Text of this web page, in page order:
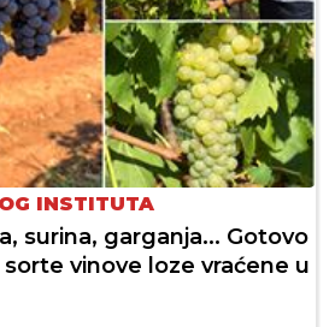
INSTITUTA
surina, garganja... Gotovo
vinove loze vraćene u